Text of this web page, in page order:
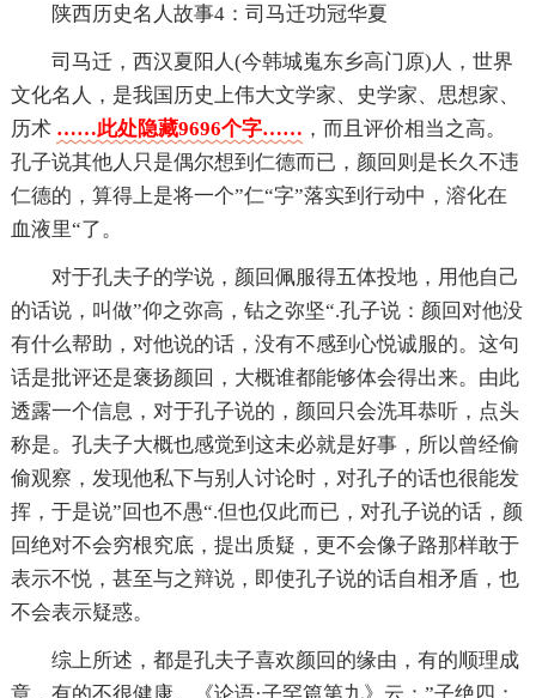
陕西历史名人故事4：司马迁功冠华夏
司马迁，西汉夏阳人(今韩城嵬东乡高门原)人，世界
文化名人，是我国历史上伟大文学家、史学家、思想家、
历术 ……此处隐藏9696个字…… ，而且评价相当之高。
孔子说其他人只是偶尔想到仁德而已，颜回则是长久不违
仁德的，算得上是将一个”仁“字”落实到行动中，溶化在
血液里“了。
对于孔夫子的学说，颜回佩服得五体投地，用他自己
的话说，叫做”仰之弥高，钻之弥坚“.孔子说：颜回对他没
有什么帮助，对他说的话，没有不感到心悦诚服的。这句
话是批评还是褒扬颜回，大概谁都能够体会得出来。由此
透露一个信息，对于孔子说的，颜回只会洗耳恭听，点头
称是。孔夫子大概也感觉到这未必就是好事，所以曾经偷
偷观察，发现他私下与别人讨论时，对孔子的话也很能发
挥，于是说”回也不愚“.但也仅此而已，对孔子说的话，颜
回绝对不会穷根究底，提出质疑，更不会像子路那样敢于
表示不悦，甚至与之辩说，即使孔子说的话自相矛盾，也
不会表示疑惑。
综上所述，都是孔夫子喜欢颜回的缘由，有的顺理成
章，有的不很健康。《论语·子罕篇第九》云：”子绝四：